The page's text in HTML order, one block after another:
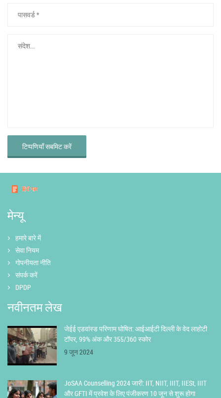
टिप्पणियाँ सबमिट करें
मेन्यू
हमारे बारे में
सेवा नियम
गोपनीयता नीति
संपर्क करें
DPDP
नवीनतम लेख
जेईई एडवांस्ड परिणाम घोषित: आईआईटी दिल्ली के वेद लाहोटी
टॉपर, 99% अंक और 355/360 स्कोर
9 जून 2024
JoSAA Counselling 2024 जारी: IIT, NIIT, IIIT, IIESt, IIIT
और GFTI में प्रवेश के लिए पंजीकरण 10 जून से शुरू होगा